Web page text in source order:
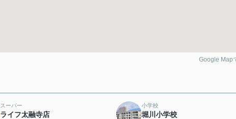
Google Map
スーパー
ライフ太融寺店
小学校
堀川小学校